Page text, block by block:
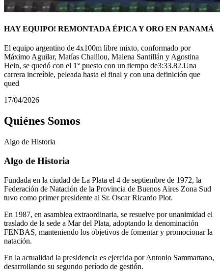
HAY EQUIPO! REMONTADA ÉPICA Y ORO EN PANAMÁ
El equipo argentino de 4x100m libre mixto, conformado por
Máximo Aguilar, Matías Chaillou, Malena Santillán y Agostina
Hein, se quedó con el 1° puesto con un tiempo de3:33.82.Una
carrera increíble, peleada hasta el final y con una definición que
qued
17/04/2026
Quiénes Somos
Algo de Historia
Algo de Historia
Fundada en la ciudad de La Plata el 4 de septiembre de 1972, la
Federación de Natación de la Provincia de Buenos Aires Zona Sud
tuvo como primer presidente al Sr. Oscar Ricardo Plot.
En 1987, en asamblea extraordinaria, se resuelve por unanimidad el
traslado de la sede a Mar del Plata, adoptando la denominación
FENBAS, manteniendo los objetivos de fomentar y promocionar la
natación.
En la actualidad la presidencia es ejercida por Antonio Sammartano,
desarrollando su segundo período de gestión.